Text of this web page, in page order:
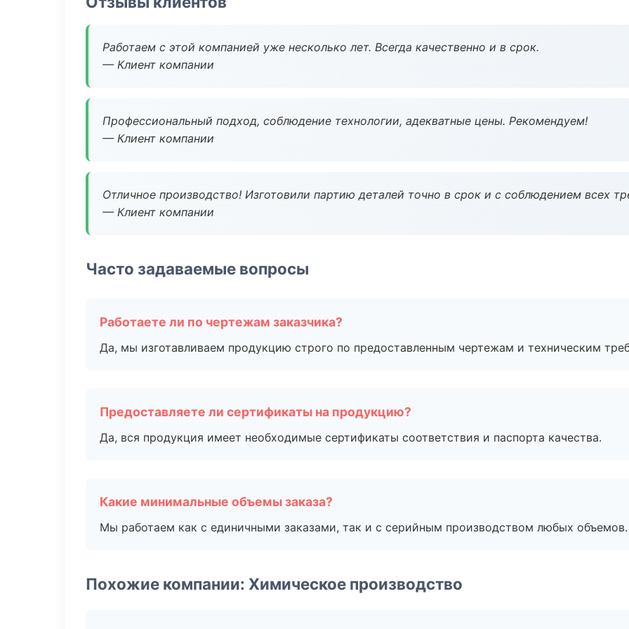
Работаем с этой компанией уже несколько лет. Всегда качественно и в срок.
— Клиент компании
Профессиональный подход, соблюдение технологии, адекватные цены. Рекомендуем!
— Клиент компании
Отличное производство! Изготовили партию деталей точно в срок и с соблюдением всех
— Клиент компании
Часто задаваемые вопросы
Работаете ли по чертежам заказчика?
Да, мы изготавливаем продукцию строго по предоставленным чертежам и техническим
Предоставляете ли сертификаты на продукцию?
Да, вся продукция имеет необходимые сертификаты соответствия и паспорта качества.
Какие минимальные объемы заказа?
Мы работаем как с единичными заказами, так и с серийным производством любых объемов.
Похожие компании: Химическое производство